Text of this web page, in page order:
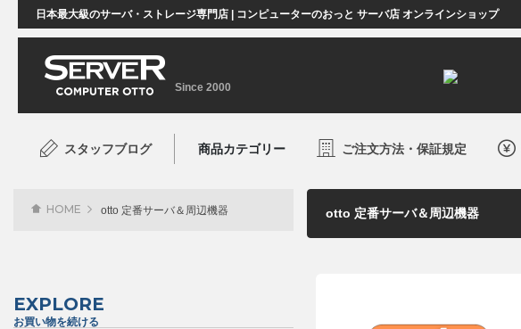
日本最大級のサーバ・ストレージ専門店 | コンピューターのおっと サーバ店 オンラインショップ
Since 2000
スタッフブログ 商品カテゴリー ご注文方法・保証規定
HOME otto 定番サーバ＆周辺機器
EXPLORE
お買い物を続ける